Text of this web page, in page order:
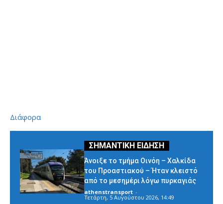
Διάφορα
Άνοιξε το τμήμα Οινόη – Χαλκίδα
του Προαστιακού – Ήταν κλειστό
από το μεσημέρι λόγω πυρκαγιάς
athenstransport -
Τετάρτη, 5 Αυγούστου 2026, 14:49